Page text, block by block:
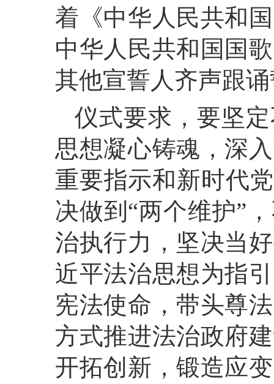
着《中华人民共和
中华人民共和国国
其他宣誓人齐声跟
仪式要求，要坚
思想凝心铸魂，深
重要指示和新时代
决做到“两个维护”
治执行力，坚决当
近平法治思想为指
宪法使命，带头尊
方式推进法治政府
开拓创新，锻造应